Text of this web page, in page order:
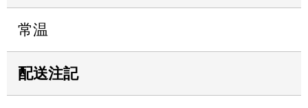
常温
配送注記